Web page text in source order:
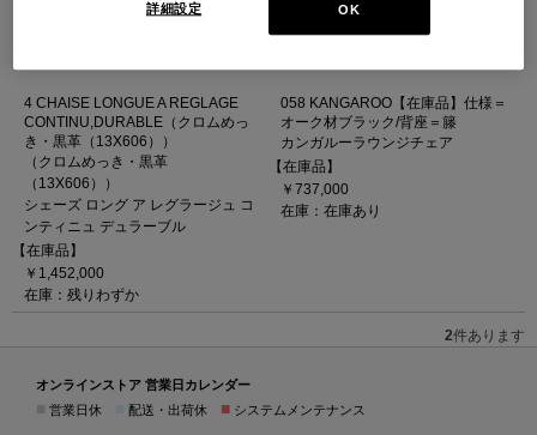
4 CHAISE LONGUE A REGLAGE
CONTINU,DURABLE（クロムめっ
き・黒革（13X606））
（クロムめっき・黒革
（13X606））
シェーズ ロング ア レグラージュ コ
ンティニュ デュラーブル
【在庫品】
￥1,452,000
在庫：残りわずか
058 KANGAROO【在庫品】仕様＝
オーク材ブラック/背座＝籐
カンガルーラウンジチェア
【在庫品】
￥737,000
在庫：在庫あり
2件あります
オンラインストア 営業日カレンダー
営業日休 配送・出荷休 ■ システムメンテナンス
OK
詳細設定